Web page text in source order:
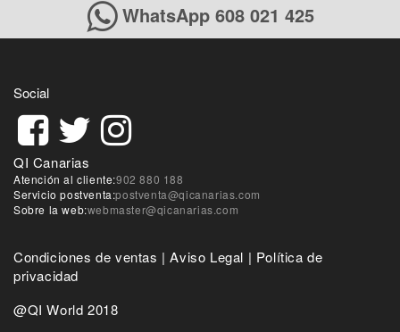
WhatsApp 608 021 425
Social
QI Canarias
Atención al cliente:902 880 188
Servicio postventa:postventa@qicanarias.com
Sobre la web:webmaster@qicanarias.com
Condiciones de ventas |Aviso Legal | Política de
privacidad
@QI World 2018